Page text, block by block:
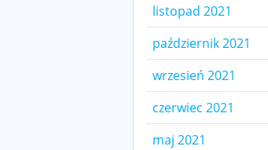
listopad 2021
październik 2021
wrzesień 2021
czerwiec 2021
maj 2021